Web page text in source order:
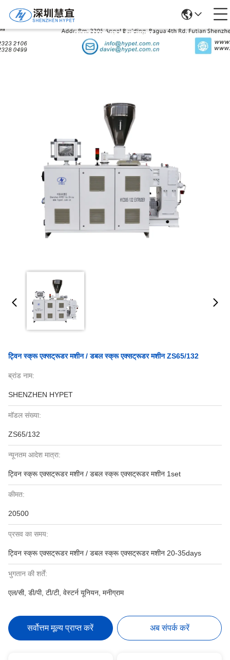
उत्पादों का विवरण
ट्विन स्क्रू एक्सट्रूडर मशीन / डबल स्क्रू एक्सट्रूडर मशीन ZS65/132
ब्रांड नाम:
SHENZHEN HYPET
मॉडल संख्या:
ZS65/132
न्यूनतम आदेश मात्रा:
ट्विन स्क्रू एक्सट्रूडर मशीन / डबल स्क्रू एक्सट्रूडर मशीन 1set
कीमत:
20500
प्रसव का समय:
ट्विन स्क्रू एक्सट्रूडर मशीन / डबल स्क्रू एक्सट्रूडर मशीन 20-35days
भुगतान की शर्तें:
एल/सी, डी/पी, टी/टी, वेस्टर्न यूनियन, मनीग्राम
सर्वोत्तम मूल्य प्राप्त करें अब संपर्क करें